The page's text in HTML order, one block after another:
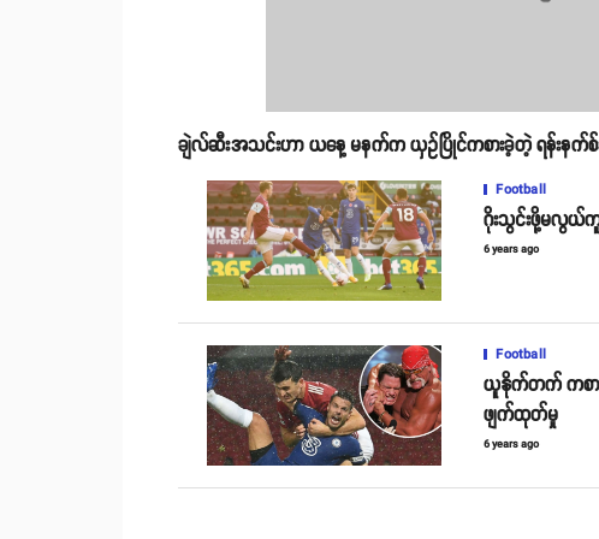
ချဲလ်ဆီးအသင်းဟာ ယနေ့ မနက်က ယှဥ်ပြိုင်ကစားခဲ့တဲ့ ရန်းနက်
Football
ဂိုးသွင်းဖို့မလွယ်
6 years ago
Football
ယူနိုက်တက် ကစား
ဖျက်ထုတ်မှု
6 years ago